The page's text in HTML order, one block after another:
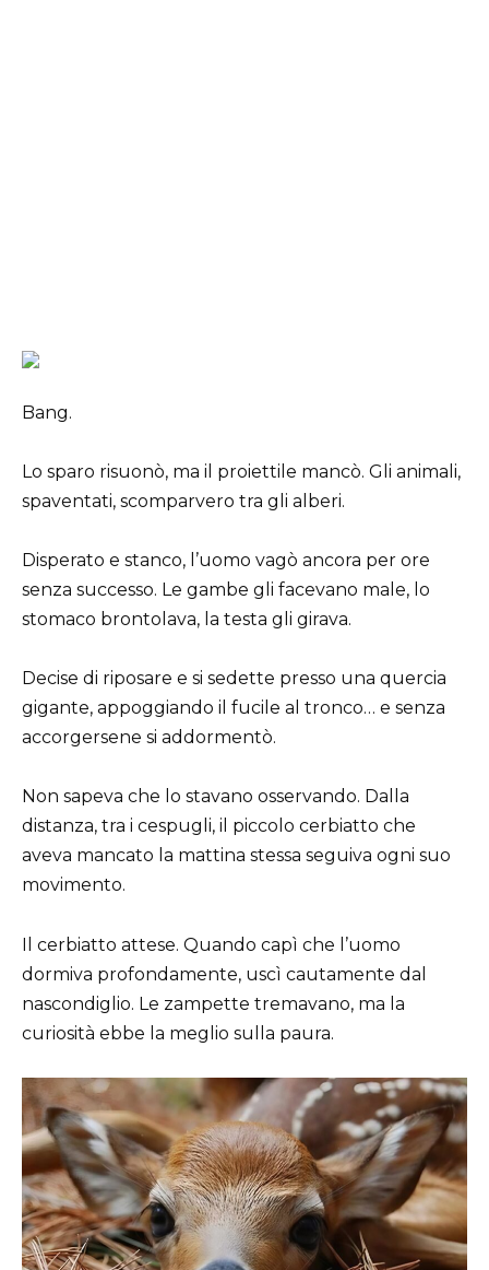
Bang.
Lo sparo risuonò, ma il proiettile mancò. Gli animali,
spaventati, scomparvero tra gli alberi.
Disperato e stanco, l’uomo vagò ancora per ore
senza successo. Le gambe gli facevano male, lo
stomaco brontolava, la testa gli girava.
Decise di riposare e si sedette presso una quercia
gigante, appoggiando il fucile al tronco… e senza
accorgersene si addormentò.
Non sapeva che lo stavano osservando. Dalla
distanza, tra i cespugli, il piccolo cerbiatto che
aveva mancato la mattina stessa seguiva ogni suo
movimento.
Il cerbiatto attese. Quando capì che l’uomo
dormiva profondamente, uscì cautamente dal
nascondiglio. Le zampette tremavano, ma la
curiosità ebbe la meglio sulla paura.